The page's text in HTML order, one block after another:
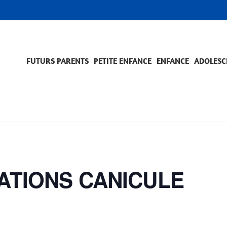
FUTURS PARENTS PETITE ENFANCE ENFANCE
CANICULE